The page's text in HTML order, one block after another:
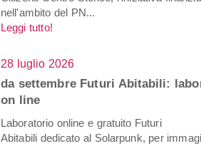
nell'ambito del PN...
Leggi tutto!
28 luglio 2026
da settembre Futuri Abitabili:
on line
Laboratorio online e gratuito Futuri
Abitabili dedicato al Solarpunk, per